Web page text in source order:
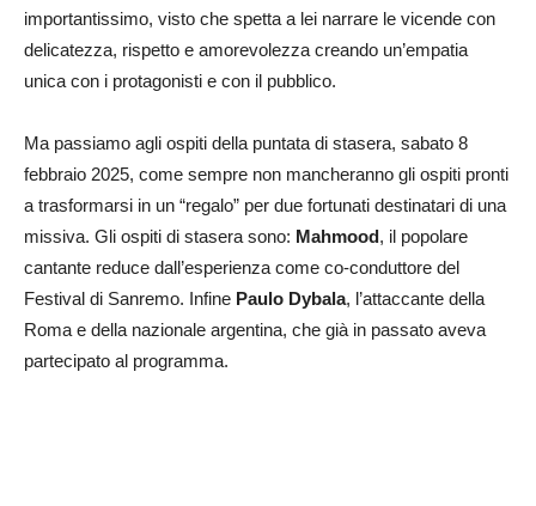
importantissimo, visto che spetta a lei narrare le vicende con
delicatezza, rispetto e amorevolezza creando un’empatia
unica con i protagonisti e con il pubblico.
Ma passiamo agli ospiti della puntata di stasera, sabato 8
febbraio 2025, come sempre non mancheranno gli ospiti pronti
a trasformarsi in un “regalo” per due fortunati destinatari di una
missiva. Gli ospiti di stasera sono: Mahmood, il popolare
cantante reduce dall’esperienza come co-conduttore del
Festival di Sanremo. Infine Paulo Dybala, l’attaccante della
Roma e della nazionale argentina, che già in passato aveva
partecipato al programma.